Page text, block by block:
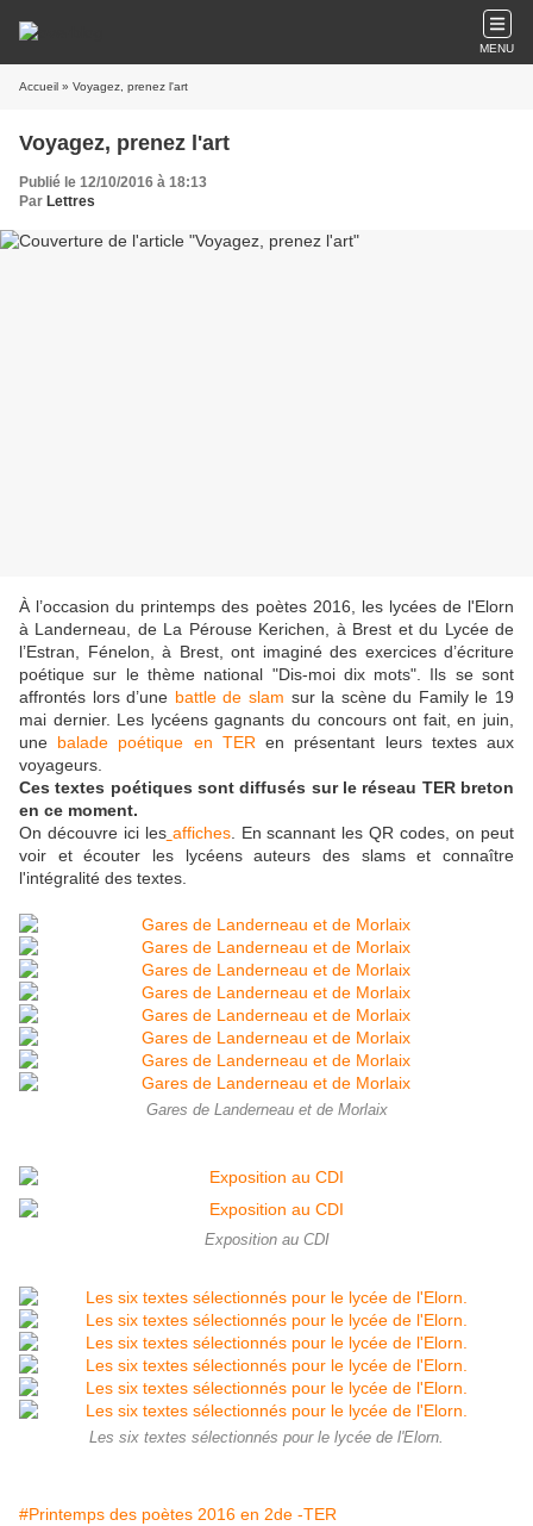
MENU
Accueil » Voyagez, prenez l'art
Voyagez, prenez l'art
Publié le 12/10/2016 à 18:13
Par Lettres
À l’occasion du printemps des poètes 2016, les lycées de l'Elorn
à Landerneau, de La Pérouse Kerichen, à Brest et du Lycée de
l’Estran, Fénelon, à Brest, ont imaginé des exercices d’écriture
poétique sur le thème national "Dis-moi dix mots". Ils se sont
affrontés lors d’une battle de slam sur la scène du Family le 19
mai dernier. Les lycéens gagnants du concours ont fait, en juin,
une balade poétique en TER en présentant leurs textes aux
voyageurs.
Ces textes poétiques sont diffusés sur le réseau TER breton
en ce moment.
On découvre ici les affiches. En scannant les QR codes, on peut
voir et écouter les lycéens auteurs des slams et connaître
l'intégralité des textes.
Gares de Landerneau et de Morlaix
Exposition au CDI
Les six textes sélectionnés pour le lycée de l'Elorn.
#Printemps des poètes 2016 en 2de -TER